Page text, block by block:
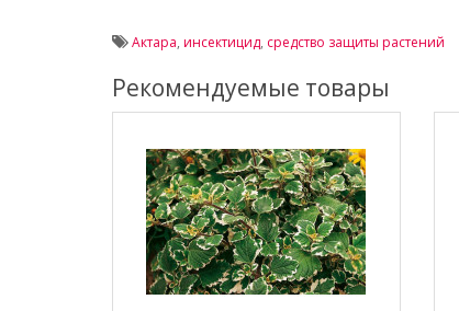
Актара, инсектицид, средство защиты растений
Рекомендуемые товары